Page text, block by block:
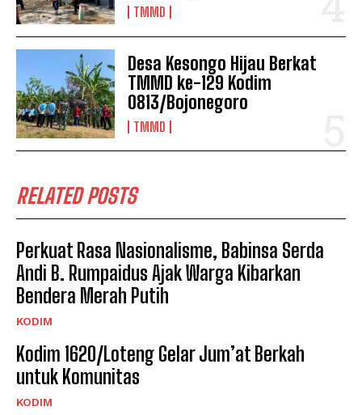
TMMD
Desa Kesongo Hijau Berkat
TMMD ke-129 Kodim
0813/Bojonegoro
TMMD
RELATED POSTS
Perkuat Rasa Nasionalisme, Babinsa Serda
Andi B. Rumpaidus Ajak Warga Kibarkan
Bendera Merah Putih
KODIM
Kodim 1620/Loteng Gelar Jum’at Berkah
untuk Komunitas
KODIM